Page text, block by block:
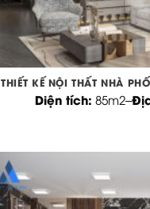
THIẾT KẾ NỘI THẤT NHÀ
Diện tích: 85m2–